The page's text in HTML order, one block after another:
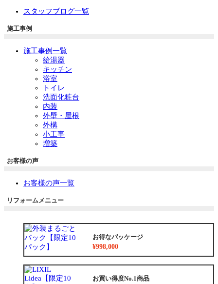
スタッフブログ一覧
施工事例
施工事例一覧
給湯器
キッチン
浴室
トイレ
洗面化粧台
内装
外壁・屋根
外構
小工事
増築
お客様の声
お客様の声一覧
リフォームメニュー
お得なパッケージ
¥998,000
お買い得度No.1商品